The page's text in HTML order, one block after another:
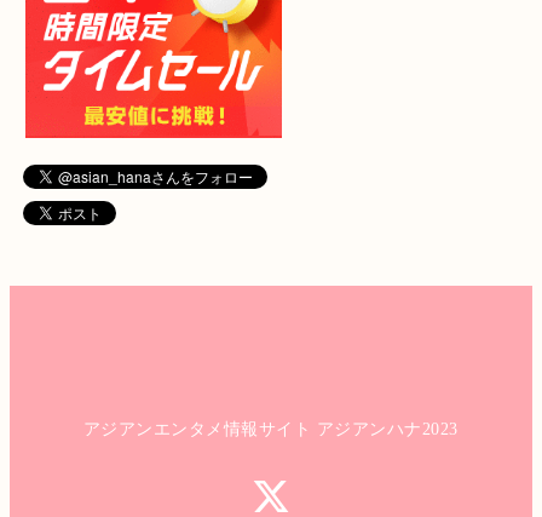
アジアンエンタメ情報サイト アジアンハナ2023